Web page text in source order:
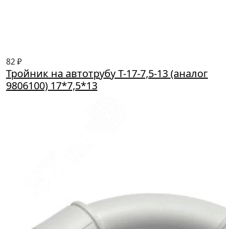
82 ₽
Тройник на автотрубу Т-17-7,5-13 (аналог
9806100) 17*7,5*13